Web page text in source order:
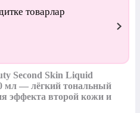
товарлар
Second Skin Liquid
мл — лёгкий тональный
эффекта второй кожи и